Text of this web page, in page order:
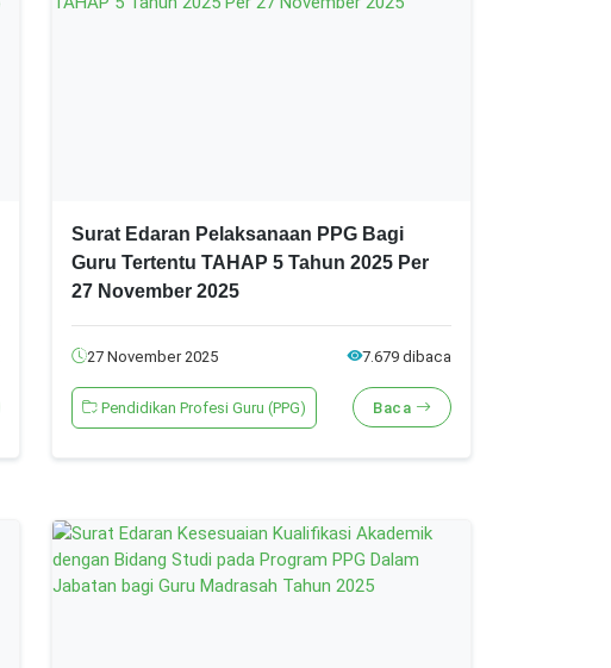
Surat Edaran Pelaksanaan PPG Bagi
Guru Tertentu TAHAP 5 Tahun 2025 Per
27 November 2025
27 November 2025 7.679 dibaca
Pendidikan Profesi Guru (PPG) Baca